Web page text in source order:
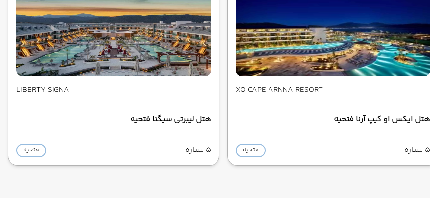
XO CAPE ARNNA RESORT
هتل ایکس او کیپ آرنا فتحیه
5 ستاره فتحیه
LIBERTY SIGNA
هتل لیبرتی سیگنا فتحیه
5 ستاره فتحیه